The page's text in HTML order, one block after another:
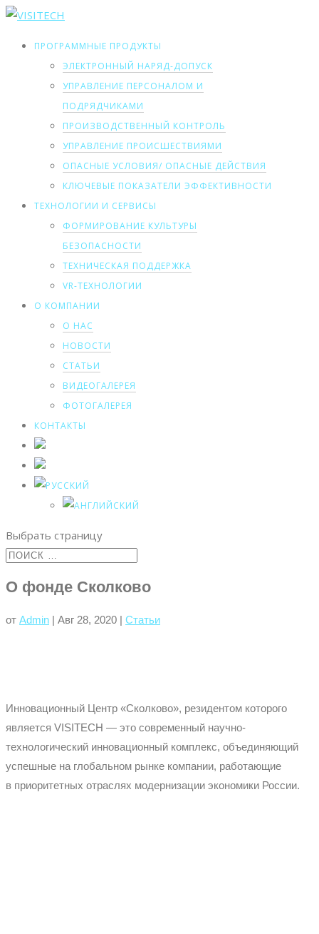
ПРОГРАММНЫЕ ПРОДУКТЫ
ЭЛЕКТРОННЫЙ НАРЯД-ДОПУСК
УПРАВЛЕНИЕ ПЕРСОНАЛОМ И
ПОДРЯДЧИКАМИ
ПРОИЗВОДСТВЕННЫЙ КОНТРОЛЬ
УПРАВЛЕНИЕ ПРОИСШЕСТВИЯМИ
ОПАСНЫЕ УСЛОВИЯ/ ОПАСНЫЕ ДЕЙСТВИЯ
КЛЮЧЕВЫЕ ПОКАЗАТЕЛИ ЭФФЕКТИВНОСТИ
ТЕХНОЛОГИИ И СЕРВИСЫ
ФОРМИРОВАНИЕ КУЛЬТУРЫ
БЕЗОПАСНОСТИ
ТЕХНИЧЕСКАЯ ПОДДЕРЖКА
VR-ТЕХНОЛОГИИ
О КОМПАНИИ
О НАС
НОВОСТИ
СТАТЬИ
ВИДЕОГАЛЕРЕЯ
ФОТОГАЛЕРЕЯ
КОНТАКТЫ
Выбрать страницу
О фонде Сколково
от Admin | Авг 28, 2020 | Статьи
Инновационный Центр «Сколково», резидентом которого
является VISITECH — это современный научно-
технологический инновационный комплекс, объединяющий
успешные на глобальном рынке компании, работающие
в приоритетных отраслях модернизации экономики России.